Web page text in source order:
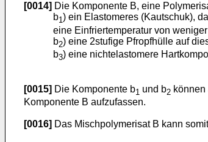
[0014] Die Komponente B, eine
b1) ein Elastomeres (Kautschuk),
eine Einfriertemperatur von
b2) eine 2stufige Pfropfhülle auf
b3) eine nichtelastomere
[0015] Die Komponente b1 und b2
Komponente B aufzufassen.
[0016] Das Mischpolymerisat B kann